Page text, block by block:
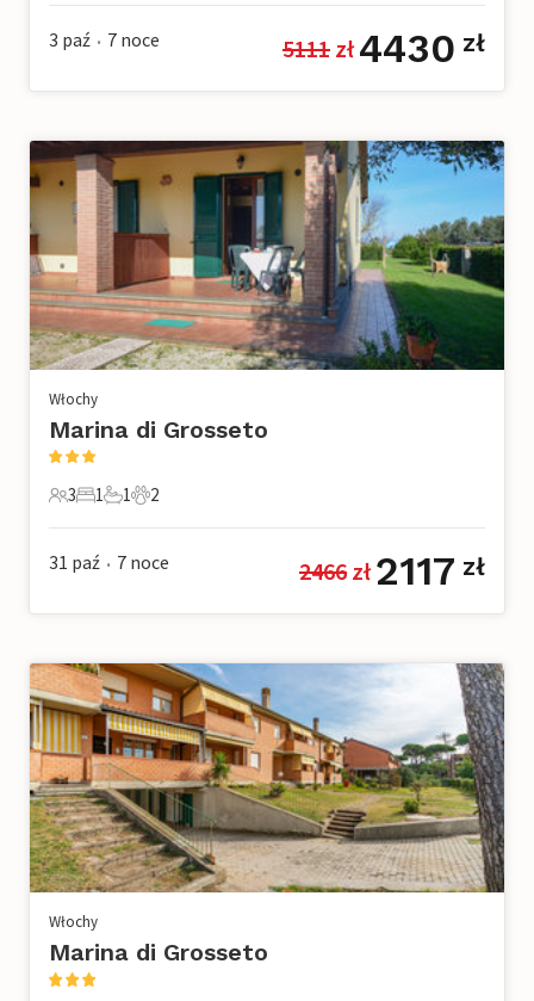
3 paź • 7 noce 5111 zł 4430 zł
Włochy
Marina di Grosseto
3 Goście
3
1 Sypialnia
1
1 Łazienka
1
2 Zwierzęta domowe
2
31 paź • 7 noce 2466 zł 2117 zł
Włochy
Marina di Grosseto